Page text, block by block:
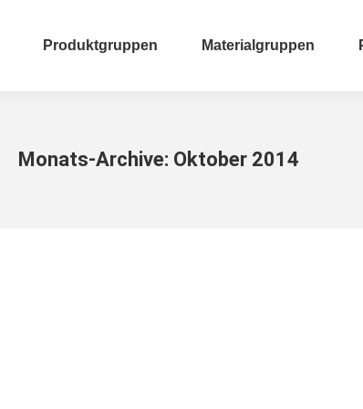
Produktgruppen Materialgruppen
Monats-Archive: Oktober 2014
Produktgruppen Materialgruppen